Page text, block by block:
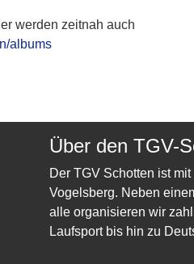
werden zeitnah auch
albums
Über den TGV-
Der TGV Schotten ist
Vogelsberg. Neben
alle organisieren wir
Laufsport bis hin zu